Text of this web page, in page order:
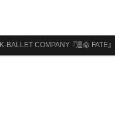
K-BALLET COMPANY 『運命 FATE』